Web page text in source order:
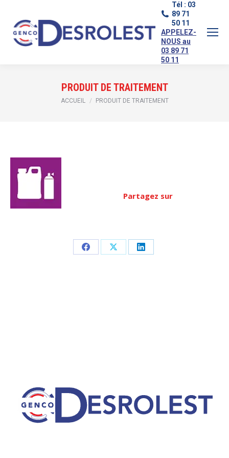
Tél : 03
89 71
50 11
APPELEZ-
NOUS au
03 89 71
50 11
PRODUIT DE TRAITEMENT
Vous êtes ici :
ACCUEIL PRODUIT DE TRAITEMENT
Partagez sur
PartagerPartagerPartager